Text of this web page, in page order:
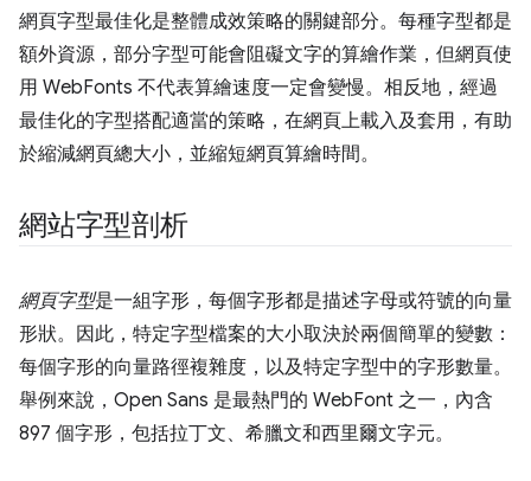
網頁字型最佳化是整體成效策略的關鍵部分。每種字型都是
額外資源，部分字型可能會阻礙文字的算繪作業，但網頁使
用 WebFonts 不代表算繪速度一定會變慢。相反地，經過
最佳化的字型搭配適當的策略，在網頁上載入及套用，有助
於縮減網頁總大小，並縮短網頁算繪時間。
網站字型剖析
網頁字型是一組字形，每個字形都是描述字母或符號的向量
形狀。因此，特定字型檔案的大小取決於兩個簡單的變數：
每個字形的向量路徑複雜度，以及特定字型中的字形數量。
舉例來說，Open Sans 是最熱門的 WebFont 之一，內含
897 個字形，包括拉丁文、希臘文和西里爾文字元。